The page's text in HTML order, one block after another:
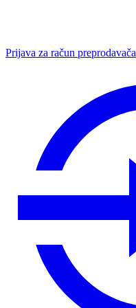
Prijava za račun preprodavača